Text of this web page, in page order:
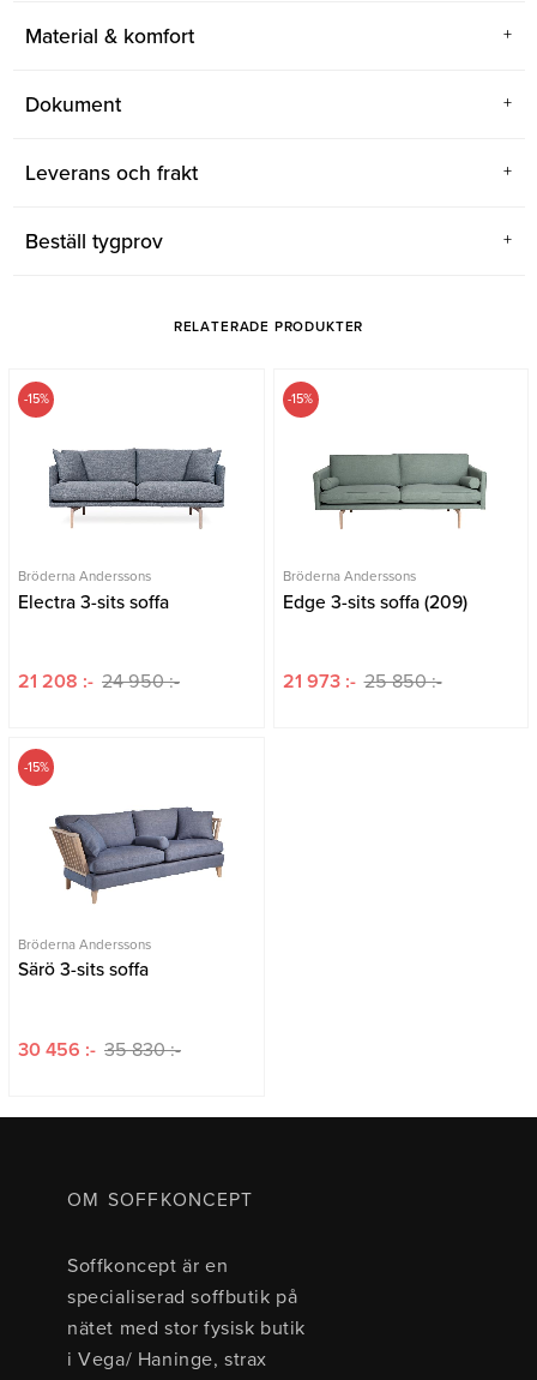
Material & komfort
Dokument
Leverans och frakt
Beställ tygprov
RELATERADE PRODUKTER
-15%
Bröderna Anderssons
Electra 3-sits soffa
21 208 :- 24 950 :-
-15%
Bröderna Anderssons
Edge 3-sits soffa (209)
21 973 :- 25 850 :-
-15%
Bröderna Anderssons
Särö 3-sits soffa
30 456 :- 35 830 :-
OM SOFFKONCEPT
Soffkoncept är en
specialiserad soffbutik på
nätet med stor fysisk butik
i Vega/ Haninge, strax